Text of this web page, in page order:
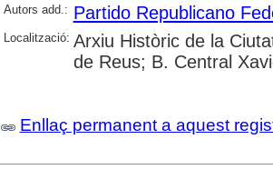
Autors add.: Partido Republicano
Localització: Arxiu Històric de la
de Reus; B. Central
Enllaç permanent a aquest